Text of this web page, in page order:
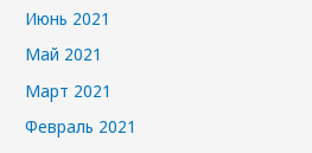
Июнь 2021
Май 2021
Март 2021
Февраль 2021